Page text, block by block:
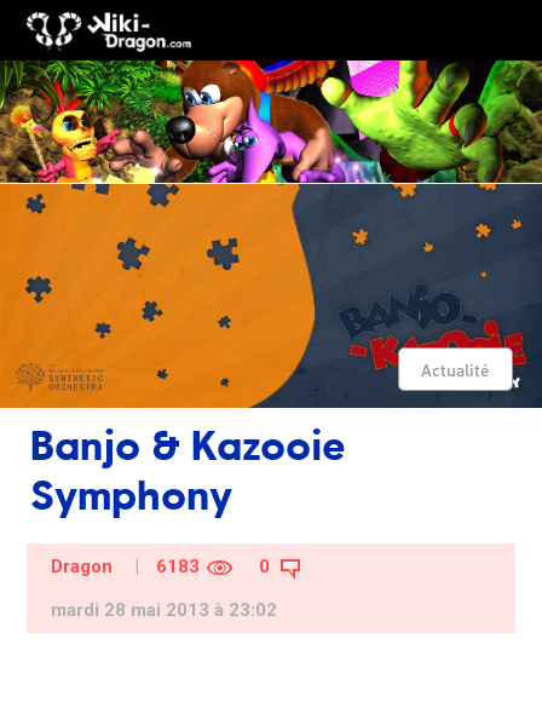
Actualité
Banjo & Kazooie
Symphony
Dragon | 6183
0
mardi 28 mai 2013 à 23:02